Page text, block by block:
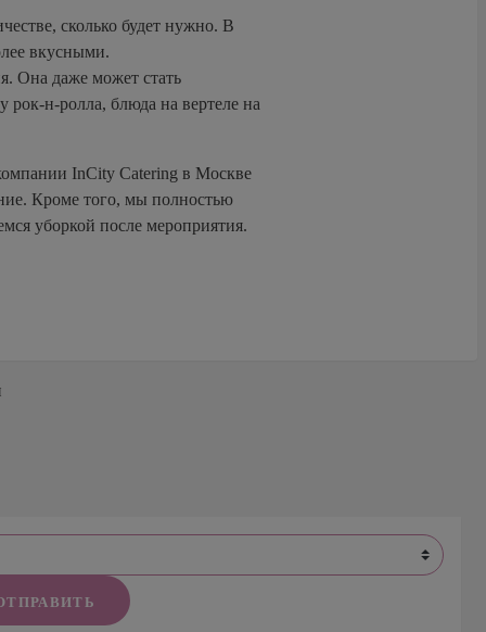
сколько будет нужно. В
вкусными.
Она даже может стать
рок-н-ролла, блюда на вертеле на
InCity Catering в Москве
Кроме того, мы полностью
уборкой после мероприятия.